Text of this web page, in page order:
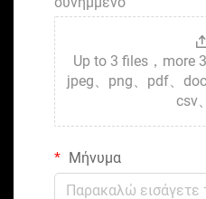
Up to 3 files，more
jpeg、png、pdf、
csv
Μήνυμα